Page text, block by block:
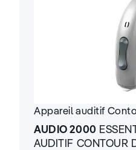
Appareil auditif
AUDIO 2000
AUDITIF CONTOUR